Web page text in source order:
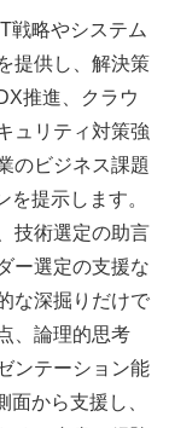
戦略やシステム
提供し、解決策
推進、クラウ
ュリティ対策強
のビジネス課題
提示します。
技術選定の助言
ー選定の支援な
な深掘りだけで
、論理的思考
ンテーション能
から支援し、